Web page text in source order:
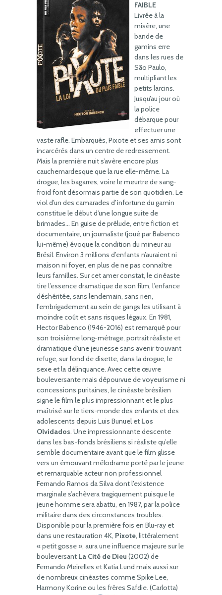
FAIBLE
Livrée à la
misère, une
bande de
gamins erre
dans les rues de
São Paulo,
multipliant les
petits larcins.
Jusqu’au jour où
la police
débarque pour
effectuer une
vaste rafle. Embarqués, Pixote et ses amis sont
incarcérés dans un centre de redressement.
Mais la première nuit s’avère encore plus
cauchemardesque que la rue elle-même. La
drogue, les bagarres, voire le meurtre de sang-
froid font désormais partie de son quotidien. Le
viol d’un des camarades d’infortune du gamin
constitue le début d’une longue suite de
brimades… En guise de prélude, entre fiction et
documentaire, un journaliste (joué par Babenco
lui-même) évoque la condition du mineur au
Brésil. Environ 3 millions d’enfants n’auraient ni
maison ni foyer, en plus de ne pas connaître
leurs familles. Sur cet amer constat, le cinéaste
tire l’essence dramatique de son film, l’enfance
déshéritée, sans lendemain, sans rien,
l’embrigadement au sein de gangs les utilisant à
moindre coût et sans risques légaux. En 1981,
Hector Babenco (1946-2016) est remarqué pour
son troisième long-métrage, portrait réaliste et
dramatique d’une jeunesse sans avenir trouvant
refuge, sur fond de disette, dans la drogue, le
sexe et la délinquance. Avec cette œuvre
bouleversante mais dépourvue de voyeurisme ni
concessions puritaines, le cinéaste brésilien
signe le film le plus impressionnant et le plus
maîtrisé sur le tiers-monde des enfants et des
adolescents depuis Luis Bunuel et Los
Olvidados. Une impressionnante descente
dans les bas-fonds brésiliens si réaliste qu’elle
semble documentaire avant que le film glisse
vers un émouvant mélodrame porté par le jeune
et remarquable acteur non professionnel
Fernando Ramos da Silva dont l’existence
marginale s’achèvera tragiquement puisque le
jeune homme sera abattu, en 1987, par la police
militaire dans des circonstances troubles.
Disponible pour la première fois en Blu-ray et
dans une restauration 4K, Pixote, littéralement
« petit gosse », aura une influence majeure sur le
bouleversant La Cité de Dieu (2002) de
Fernando Meirelles et Katia Lund mais aussi sur
de nombreux cinéastes comme Spike Lee,
Harmony Korine ou les frères Safdie. (Carlotta)